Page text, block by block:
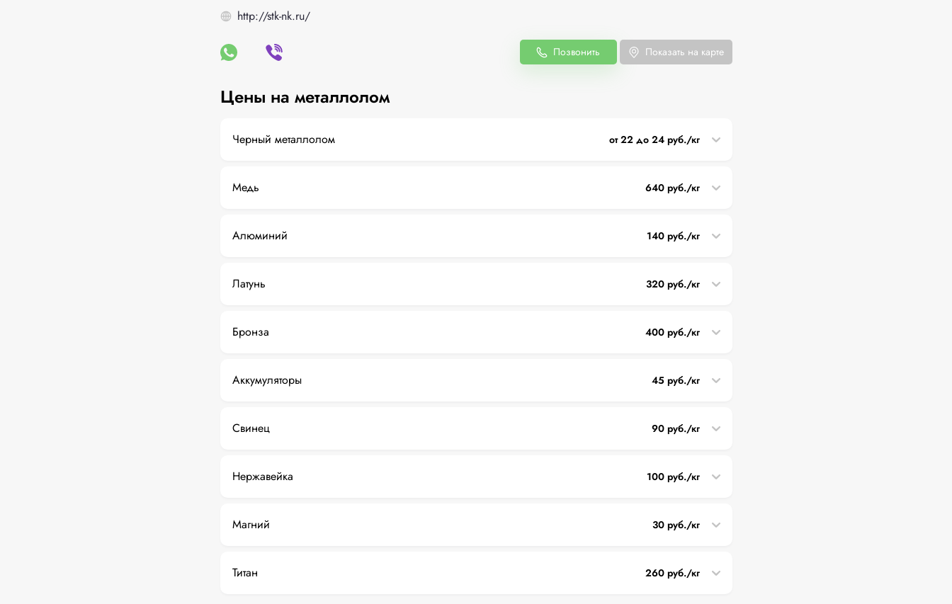
http://stk-nk.ru/
Позвонить Показать на карте
Цены на металлолом
Черный металлолом от 22 до 24 руб./кг
Медь 640 руб./кг
Алюминий 140 руб./кг
Латунь 320 руб./кг
Бронза 400 руб./кг
Аккумуляторы 45 руб./кг
Свинец 90 руб./кг
Нержавейка 100 руб./кг
Магний 30 руб./кг
Титан 260 руб./кг